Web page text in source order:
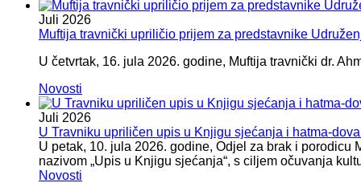
Juli 2026
Muftija travnički upriličio prijem za predstavnike
U četvrtak, 16. jula 2026. godine, Muftija travnički dr.
Novosti
Juli 2026
U Travniku upriličen upis u Knjigu sjećanja i hatma-
U petak, 10. jula 2026. godine, Odjel za brak i
nazivom „Upis u Knjigu sjećanja“, s ciljem očuvanja
Novosti